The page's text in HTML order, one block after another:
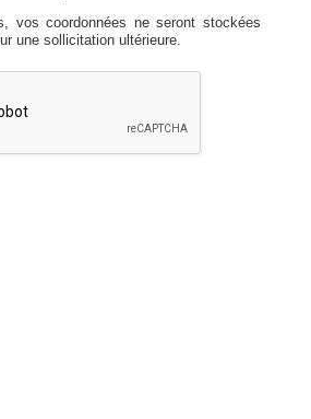
vos coordonnées ne seront stockées
une sollicitation ultérieure.